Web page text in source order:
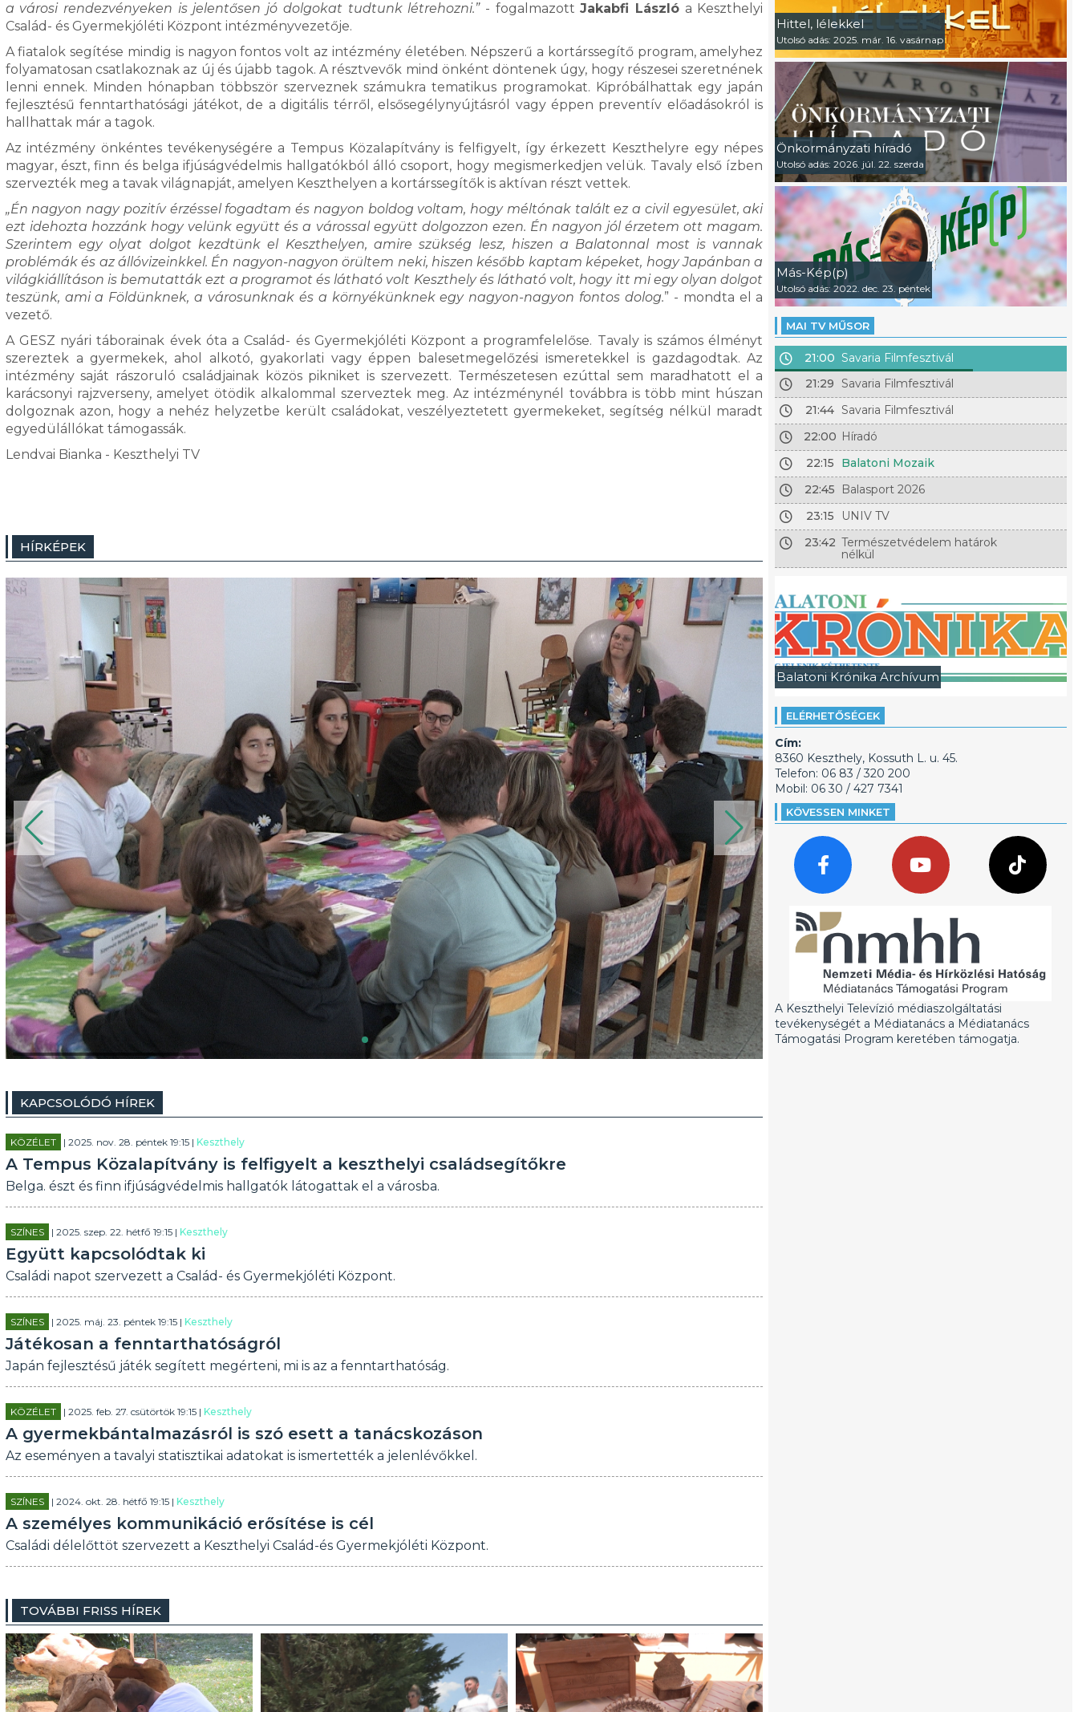
a városi rendezvényeken is jelentősen jó dolgokat tudtunk létrehozni.”- fogalmazottJakabfi László a Keszthelyi
Család- és Gyermekjóléti Központ intézményvezetője.
A fiatalok segítése mindig is nagyon fontos volt az intézmény életében. Népszerű a kortárssegítő program, amelyhez
folyamatosan csatlakoznak az új és újabb tagok. A résztvevők mind önként döntenek úgy, hogy részesei szeretnének
lenni ennek. Minden hónapban többször szerveznek számukra tematikus programokat. Kipróbálhattak egy japán
fejlesztésű fenntarthatósági játékot, de a digitális térről, elsősegélynyújtásról vagy éppen preventív előadásokról is
hallhattak már a tagok.
Az intézmény önkéntes tevékenységére a Tempus Közalapítvány is felfigyelt, így érkezett Keszthelyre egy népes
magyar, észt, finn és belga ifjúságvédelmis hallgatókból álló csoport, hogy megismerkedjen velük. Tavaly első ízben
szervezték meg a tavak világnapját, amelyen Keszthelyen a kortárssegítők is aktívan részt vettek.
„Én nagyon nagy pozitív érzéssel fogadtam és nagyon boldog voltam, hogy méltónak talált ez a civil egyesület, aki
ezt idehozta hozzánk hogy velünk együtt és a várossal együtt dolgozzon ezen. Én nagyon jól érzetem ott magam.
Szerintem egy olyat dolgot kezdtünk el Keszthelyen, amire szükség lesz, hiszen a Balatonnal most is vannak
problémák és az állóvizeinkkel. Én nagyon-nagyon örültem neki, hiszen később kaptam képeket, hogy Japánban a
világkiállításon is bemutatták ezt a programot és látható volt Keszthely és látható volt, hogy itt mi egy olyan dolgot
teszünk, ami a Földünknek, a városunknak és a környékünknek egy nagyon-nagyon fontos dolog.” - mondta el a
vezető.
A GESZ nyári táborainak évek óta a Család- és Gyermekjóléti Központ a programfelelőse. Tavaly is számos élményt
szereztek a gyermekek, ahol alkotó, gyakorlati vagy éppen balesetmegelőzési ismeretekkel is gazdagodtak. Az
intézmény saját rászoruló családjainak közös pikniket is szervezett. Természetesen ezúttal sem maradhatott el a
karácsonyi rajzverseny, amelyet ötödik alkalommal szerveztek meg. Az intézménynél továbbra is több mint húszan
dolgoznak azon, hogy a nehéz helyzetbe került családokat, veszélyeztetett gyermekeket, segítség nélkül maradt
egyedülállókat támogassák.
Lendvai Bianka - Keszthelyi TV
HÍRKÉPEK
KAPCSOLÓDÓ HÍREK
KÖZÉLET | 2025. nov. 28. péntek 19:15 | Keszthely
A Tempus Közalapítvány is felfigyelt a keszthelyi családsegítőkre
Belga. észt és finn ifjúságvédelmis hallgatók látogattak el a városba.
SZÍNES | 2025. szep. 22. hétfő 19:15 | Keszthely
Együtt kapcsolódtak ki
Családi napot szervezett a Család- és Gyermekjóléti Központ.
SZÍNES | 2025. máj. 23. péntek 19:15 | Keszthely
Játékosan a fenntarthatóságról
Japán fejlesztésű játék segített megérteni, mi is az a fenntarthatóság.
KÖZÉLET | 2025. feb. 27. csütörtök 19:15 | Keszthely
A gyermekbántalmazásról is szó esett a tanácskozáson
Az eseményen a tavalyi statisztikai adatokat is ismertették a jelenlévőkkel.
SZÍNES | 2024. okt. 28. hétfő 19:15 | Keszthely
A személyes kommunikáció erősítése is cél
Családi délelőttöt szervezett a Keszthelyi Család-és Gyermekjóléti Központ.
TOVÁBBI FRISS HÍREK
Hittel, lélekkel
Utolsó adás: 2025. már. 16. vasárnap
Önkormányzati híradó
Utolsó adás: 2026. júl. 22. szerda
Más-Kép(p)
Utolsó adás: 2022. dec. 23. péntek
MAI TV MŰSOR
21:00 Savaria Filmfesztivál
21:29
Savaria Filmfesztivál
21:44 Savaria Filmfesztivál
22:00 Híradó
22:15
Balatoni Mozaik
22:45
Balasport 2026
23:15
UNIV TV
23:42 Természetvédelem határok
nélkül
Balatoni Krónika Archívum
ELÉRHETŐSÉGEK
Cím:
8360 Keszthely, Kossuth L. u. 45.
Telefon: 06 83 / 320 200
Mobil: 06 30 / 427 7341
KÖVESSEN MINKET
A Keszthelyi Televízió médiaszolgáltatási
tevékenységét a Médiatanács a Médiatanács
Támogatási Program keretében támogatja.